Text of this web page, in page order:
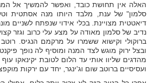
האלה אין תחושת כובד, ואפשר להמשיך אל
סלמון" של ענת, מלבד היותו מנה אסתטית
דיאטטית מצויינת. בכלי אידוי שנפתח לשניים
נדיב של סלמון מאודה על מצע עלי כרוב וגזר
ברוקולי וקישוא ששמרו על מרקמם הנגיס.
ובצל ירוק מוגש לצד המנה ומוסיף לה נופך
מהדגים שליוו אותי עד הלום לטובת יקינאקו
ועסיסיים ברוטב שום וג'ינגר, יחד עם ירקות